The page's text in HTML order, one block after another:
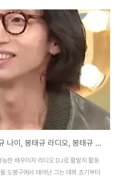
봉태규, 봉태규 프로필, 봉태규 나이, 봉태규 라디오, 봉태규 필라
한 배우이자 라디오 DJ로 활발히 활동
도봉구에서 태어난 그는 데뷔 초기부터